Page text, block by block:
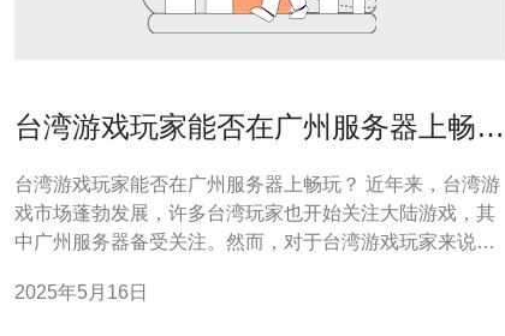
台湾游戏玩家能否在广州服务器上畅
台湾游戏玩家能否在广州服务器上畅玩？ 近年来，台湾游
戏市场蓬勃发展，许多台湾玩家也开始关注大陆游戏，其
中广州服务器备受关注。然而，对于台湾游戏玩家来说，
服务器作为国内重要的游戏服务器之一，具有许多优势。
2025年5月16日